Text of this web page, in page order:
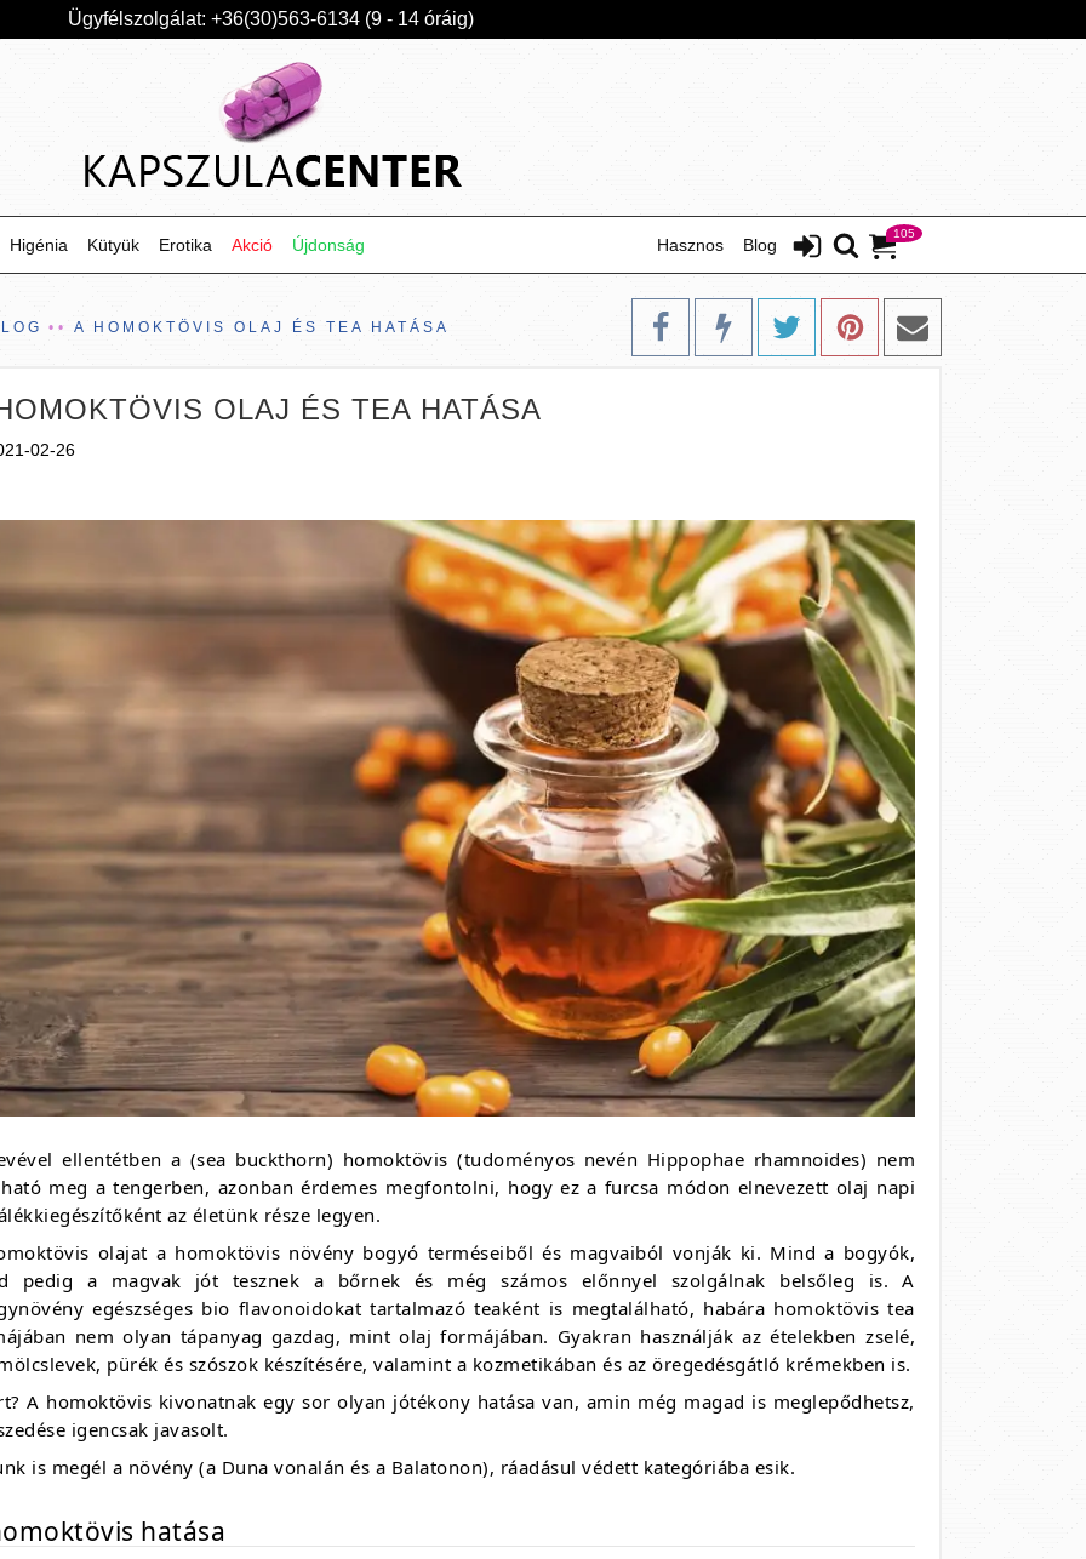
Ügyfélszolgálat: +36(30)563-6134 (9 - 14 óráig)
105
Blog
Hasznos
Higénia Kütyük Erotika Akció Újdonság
A HOMOKTÖVIS OLAJ ÉS TEA HATÁSA
OLAJ ÉS TEA HATÁSA
02-26
ellentétben a (sea buckthorn) homoktövis (tudoményos nevén Hippophae rhamnoides) nem
meg a tengerben, azonban érdemes megfontolni, hogy ez a furcsa módon elnevezett olaj napi
az életünk része legyen.
olajat a homoktövis növény bogyó terméseiből és magvaiból vonják ki. Mind a bogyók,
pedig a magvak jót tesznek a bőrnek és még számos előnnyel szolgálnak belsőleg is. A
egészséges bio flavonoidokat tartalmazó teaként is megtalálható, habára homoktövis tea
nem olyan tápanyag gazdag, mint olaj formájában. Gyakran használják az ételekben zselé,
pürék és szószok készítésére, valamint a kozmetikában és az öregedésgátló krémekben is.
A homoktövis kivonatnak egy sor olyan jótékony hatása van, amin még magad is meglepődhetsz,
igencsak javasolt.
is megél a növény (a Duna vonalán és a Balatonon), ráadásul védett kategóriába esik.
hatása